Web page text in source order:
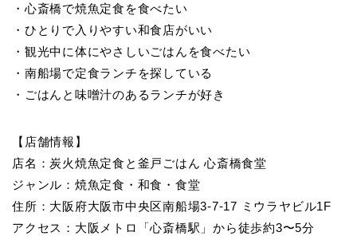
・心斎橋で焼魚定食を食べたい
・ひとりで入りやすい和食店がいい
・観光中に体にやさしいごはんを食べたい
・南船場で定食ランチを探している
・ごはんと味噌汁のあるランチが好き
【店舗情報】
店名：炭火焼魚定食と釜戸ごはん 心斎橋食堂
ジャンル：焼魚定食・和食・食堂
住所：大阪府大阪市中央区南船場3-7-17 ミウラヤビル1F
アクセス：大阪メトロ「心斎橋駅」から徒歩約3〜5分